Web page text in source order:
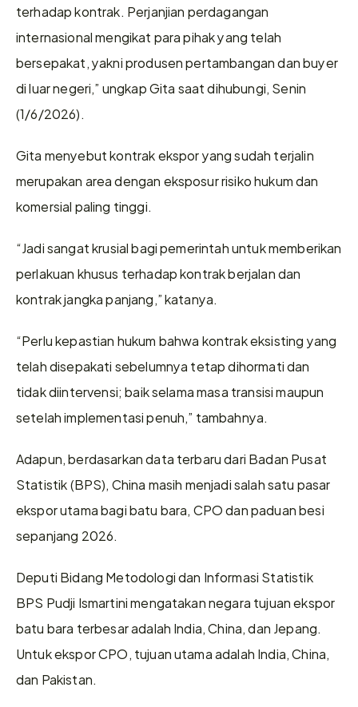
terhadap kontrak. Perjanjian perdagangan
internasional mengikat para pihak yang telah
bersepakat, yakni produsen pertambangan dan buyer
di luar negeri,” ungkap Gita saat dihubungi, Senin
(1/6/2026).
Gita menyebut kontrak ekspor yang sudah terjalin
merupakan area dengan eksposur risiko hukum dan
komersial paling tinggi.
“Jadi sangat krusial bagi pemerintah untuk memberikan
perlakuan khusus terhadap kontrak berjalan dan
kontrak jangka panjang,” katanya.
“Perlu kepastian hukum bahwa kontrak eksisting yang
telah disepakati sebelumnya tetap dihormati dan
tidak diintervensi; baik selama masa transisi maupun
setelah implementasi penuh,” tambahnya.
Adapun, berdasarkan data terbaru dari Badan Pusat
Statistik (BPS), China masih menjadi salah satu pasar
ekspor utama bagi batu bara, CPO dan paduan besi
sepanjang 2026.
Deputi Bidang Metodologi dan Informasi Statistik
BPS Pudji Ismartini mengatakan negara tujuan ekspor
batu bara terbesar adalah India, China, dan Jepang.
Untuk ekspor CPO, tujuan utama adalah India, China,
dan Pakistan.